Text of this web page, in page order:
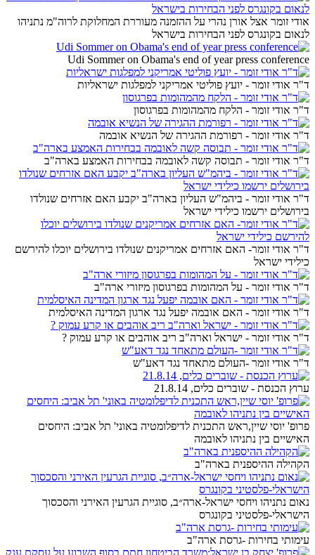
אודי זומר אצל אורן נהרי על ההזמנה מעוררת המחלוקת לרוה"מ נתניהו
לנאום בקונגרס לפני הבחירות בישראל
Udi Sommer on Obama's end of year press conference
ד"ר אודי זומר - יועץ פוליטי אמריקני למפלגות ישראליות
ד"ר אודי זומר - הלקח מהמהומות בפרגוסון
ד"ר אודי זומר - רפורמת ההגירה של הנשיא אובמה
ד"ר אודי זומר - תבוסה קשה לאובמה בבחירות האמצע בארה"ב
ד"ר אודי זומר - ביהמ"ש העליון בארה"ב יקבע האם אזרחים שנולדו
בירושלים ירשמו כילידי ישראל
ד"ר אודי זומר- האם אזרחים אמריקנים שנולדו בירושלים יוכלו להירשם
כילידי ישראל
ד"ר אודי זומר - על המהומות בפרגוסון מיזורי ארה"ב
ד"ר אודי זומר - האם אובמה יפעל נגד ארגון המדינה האיסלמית
ד"ר אודי זומר - ישראל וארה"ב ריב אוהבים או קרע עמוק ?
ד"ר אודי זומר -העולם מתאחד נגד דאע"ש
ערוץ הכנסת - שוברים כלים, 21.8.14
פרופ' יוסי שיין,ראש התכנית לדיפלומטיה באוני' תל אביב: היחסים
האישיים בין נתניהו לאובמה
הקהילה ההיספנית בארה"ב
נאום נתניהו ויחסי ישראל-ארה״ב, סוגיית הגרעין האירני והסכסוך
הישראלי-פלסטיני בקונגרס
עימותי בחירות -גרסת ארה"ב